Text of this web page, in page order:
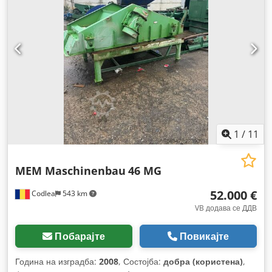
1 / 11
Codlea 543 km
MEM Maschinenbau 46 MG
52.000 €
VB додава се ДДВ
Побарајте Повикајте
Година на изградба: 2008, Состојба: добра (користена),